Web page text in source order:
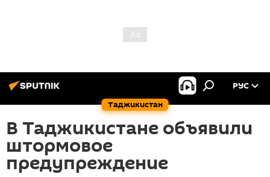
Таджикистан
РУС
В Таджикистане объявили
штормовое
предупреждение